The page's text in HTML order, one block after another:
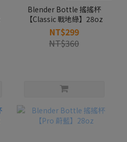
Blender Bottle 搖搖杯
【Classic 戰地綠】28oz
NT$299
NT$360